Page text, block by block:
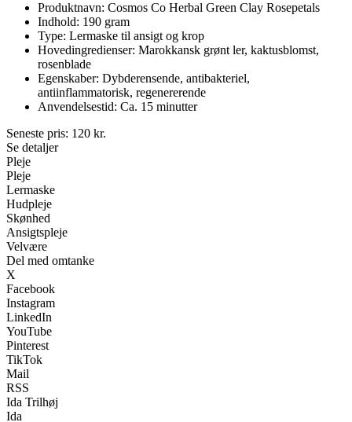
Produktnavn: Cosmos Co Herbal Green Clay Rosepetals
Indhold: 190 gram
Type: Lermaske til ansigt og krop
Hovedingredienser: Marokkansk grønt ler, kaktusblomst,
rosenblade
Egenskaber: Dybderensende, antibakteriel,
antiinflammatorisk, regenererende
Anvendelsestid: Ca. 15 minutter
Seneste pris: 120 kr.
Se detaljer
Pleje
Pleje
Lermaske
Hudpleje
Skønhed
Ansigtspleje
Velvære
Del med omtanke
X
Facebook
Instagram
LinkedIn
YouTube
Pinterest
TikTok
Mail
RSS
Ida Trilhøj
Ida